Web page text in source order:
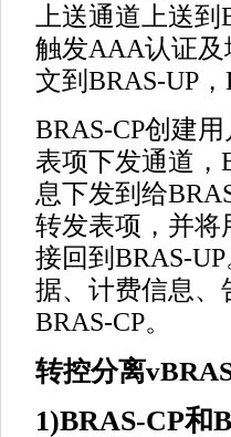
上送通道上送
触发AAA认证
文到BRAS-UP
BRAS-CP创建
表项下发通道，
息下发到给
转发表项，并将
接回到BRAS-
据、计费信息、
BRAS-CP。
转控分离
1)BRAS-CP和